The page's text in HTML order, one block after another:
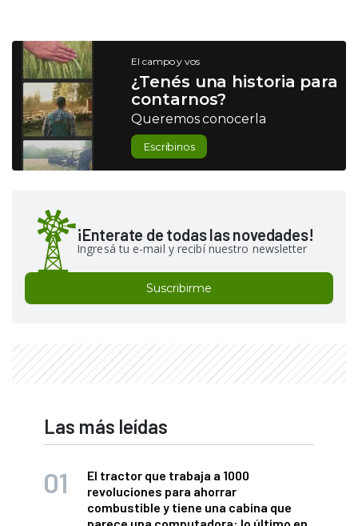
El campo y vos
¿Tenés una historia para
contarnos?
Queremos conocerla
Escribinos
¡Enterate de todas las novedades!
Ingresá tu e-mail y recibí nuestro newsletter
Suscribirme
Las más leídas
El tractor que trabaja a 1000
revoluciones para ahorrar
combustible y tiene una cabina que